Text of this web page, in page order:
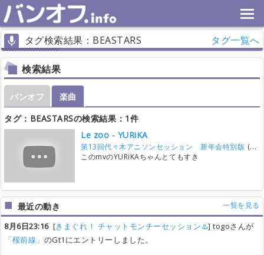
タグ検索結果：BEASTARS タグ一覧へ
検索結果
バンオフ
楽曲
タグ：BEASTARSの検索結果：1件
Le zoo - YURiKA
第13回代々木アニソンセッション 新年会特別版 (26/8/6)
このmvのYURiKAちゃんとてもすき
最近の動き 一覧を見る
8月6日23:16[きまぐれ！ チャットモンチーセッション♨️] togoさんが
「桜前線」 のGt1にエントリーしました。